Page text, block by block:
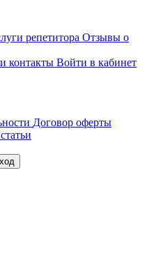
репетитора Отзывы о
контакты Войти в кабинет
Договор оферты